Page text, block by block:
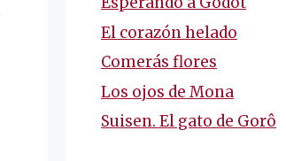
El corazón helado
Comerás flores
Los ojos de Mona
Suisen. El gato de Gorô